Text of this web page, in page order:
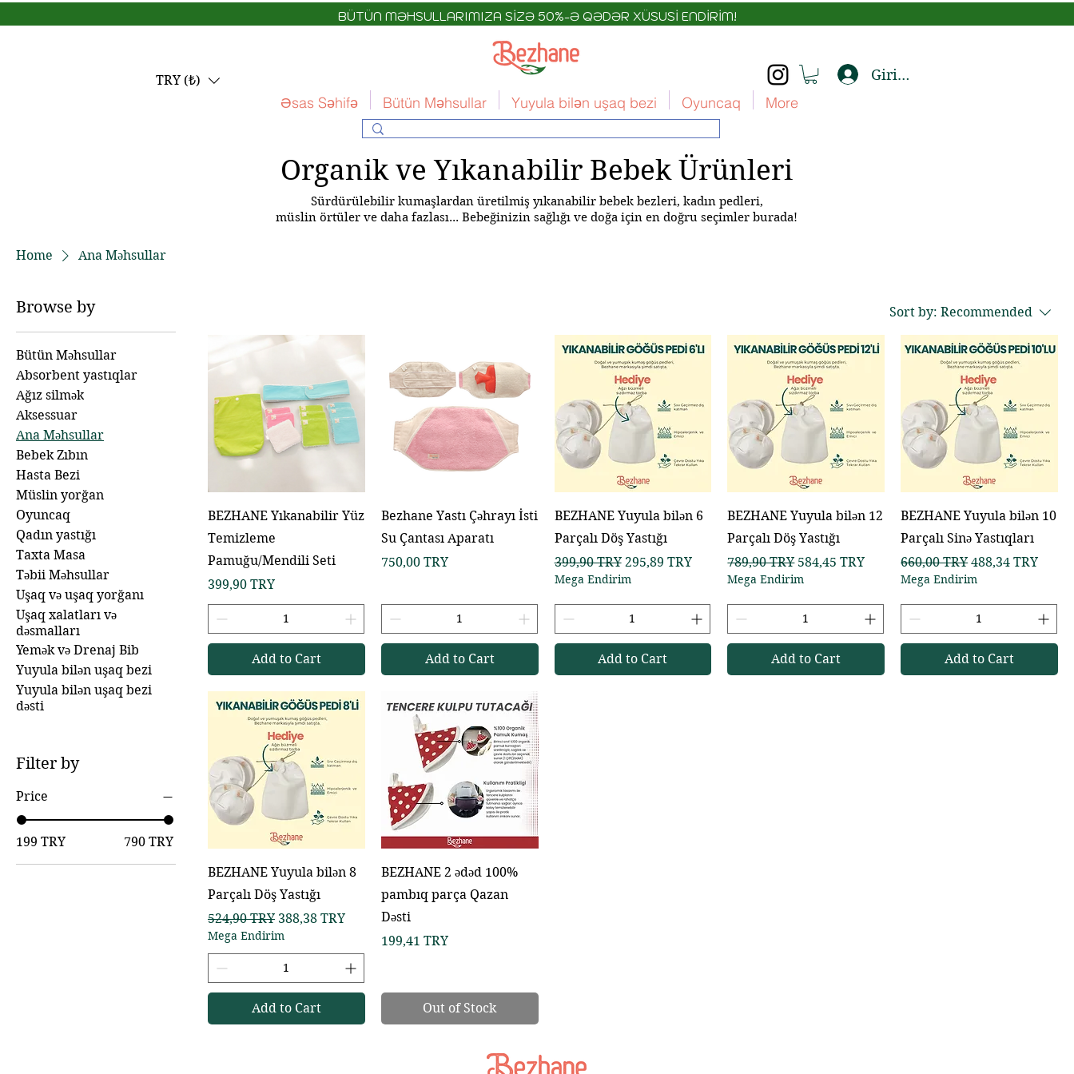
BÜTÜN MƏHSULLARIMIZA SİZƏ 50%-Ə QƏDƏR XÜSUSİ ENDİRİM!
TRY (₺) Giriş yap
Əsas Səhifə Bütün Məhsullar Yuyula bilən uşaq bezi Oyuncaq More
Organik ve Yıkanabilir Bebek Ürünleri
Sürdürülebilir kumaşlardan üretilmiş yıkanabilir bebek bezleri, kadın pedleri,
müslin örtüler ve daha fazlası... Bebeğinizin sağlığı ve doğa için en doğru seçimler burada!
Home Ana Məhsullar
Browse by
Bütün Məhsullar
Absorbent yastıqlar
Ağız silmək
Aksessuar
Ana Məhsullar
Bebek Zıbın
Hasta Bezi
Müslin yorğan
Oyuncaq
Qadın yastığı
Taxta Masa
Təbii Məhsullar
Uşaq və uşaq yorğanı
Uşaq xalatları və
dəsmalları
Yemək və Drenaj Bib
Yuyula bilən uşaq bezi
Yuyula bilən uşaq bezi
dəsti
Filter by
Price
199 TRY 790 TRY
Sort by: Recommended
BEZHANE Yıkanabilir Yüz
Temizleme
Pamuğu/Mendili Seti
Price
399,90 TRY
Add to Cart
Bezhane Yastı Çəhrayı İsti
Su Çantası Aparatı
Price
750,00 TRY
Add to Cart
BEZHANE Yuyula bilən 6
Parçalı Döş Yastığı
Regular Price
399,90 TRY Sale Price
295,89 TRY
Mega Endirim
Add to Cart
BEZHANE Yuyula bilən 12
Parçalı Döş Yastığı
Regular Price
789,90 TRY Sale Price
584,45 TRY
Mega Endirim
Add to Cart
BEZHANE Yuyula bilən 10
Parçalı Sinə Yastıqları
Regular Price
660,00 TRY Sale Price
488,34 TRY
Mega Endirim
Add to Cart
BEZHANE Yuyula bilən 8
Parçalı Döş Yastığı
Regular Price
524,90 TRY Sale Price
388,38 TRY
Mega Endirim
Add to Cart
BEZHANE 2 ədəd 100%
pambıq parça Qazan
Dəsti
Price
199,41 TRY
Out of Stock